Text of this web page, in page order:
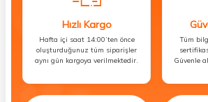
Hızlı Kargo
Hafta içi saat 14:00’ten önce
oluşturduğunuz tüm siparişler
aynı gün kargoya verilmektedir.
Tüm
Güvenle